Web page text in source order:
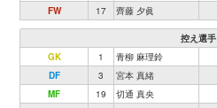
FW
17 齊藤 夕眞
控え選手
GK
1 青柳 麻理鈴
DF
3 宮本 真緒
MF
19 切通 真央